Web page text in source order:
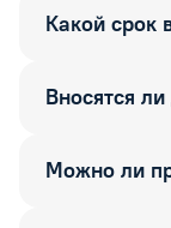
Какой срок
Вносятся
Можно ли